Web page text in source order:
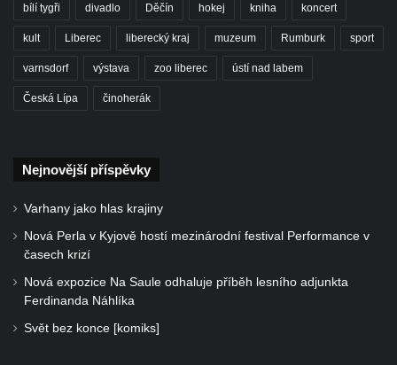
bílí tygři divadlo Děčín hokej kniha koncert
kult Liberec liberecký kraj muzeum Rumburk sport
varnsdorf výstava zoo liberec ústí nad labem
Česká Lípa činoherák
Nejnovější příspěvky
Varhany jako hlas krajiny
Nová Perla v Kyjově hostí mezinárodní festival Performance v
časech krizí
Nová expozice Na Saule odhaluje příběh lesního adjunkta
Ferdinanda Náhlíka
Svět bez konce [komiks]